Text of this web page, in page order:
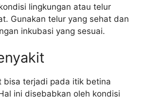
lingkungan atau telur
Gunakan telur yang sehat dan
inkubasi yang sesuai.
bisa terjadi pada itik betina
ini disebabkan oleh kondisi